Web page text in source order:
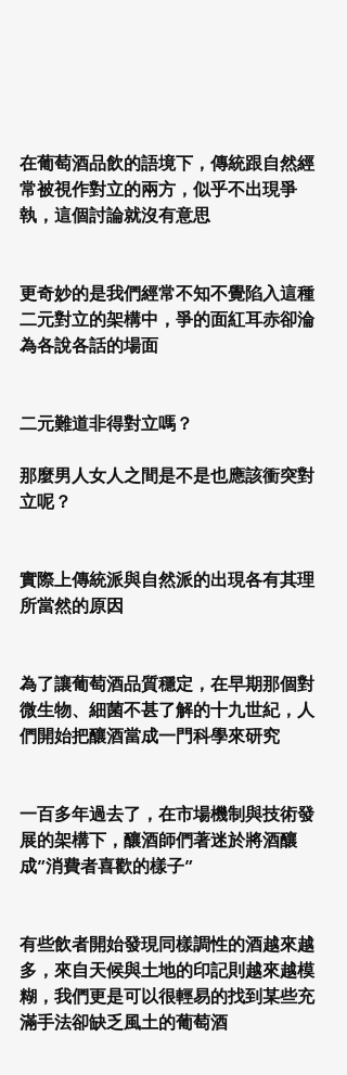
在葡萄酒品飲的語境下，傳統跟自然經
常被視作對立的兩方，似乎不出現爭
執，這個討論就沒有意思
更奇妙的是我們經常不知不覺陷入這種
二元對立的架構中，爭的面紅耳赤卻淪
為各說各話的場面
二元難道非得對立嗎？
那麼男人女人之間是不是也應該衝突對
立呢？
實際上傳統派與自然派的出現各有其理
所當然的原因
為了讓葡萄酒品質穩定，在早期那個對
微生物、細菌不甚了解的十九世紀，人
們開始把釀酒當成一門科學來研究
一百多年過去了，在市場機制與技術發
展的架構下，釀酒師們著迷於將酒釀
成”消費者喜歡的樣子”
有些飲者開始發現同樣調性的酒越來越
多，來自天候與土地的印記則越來越模
糊，我們更是可以很輕易的找到某些充
滿手法卻缺乏風土的葡萄酒